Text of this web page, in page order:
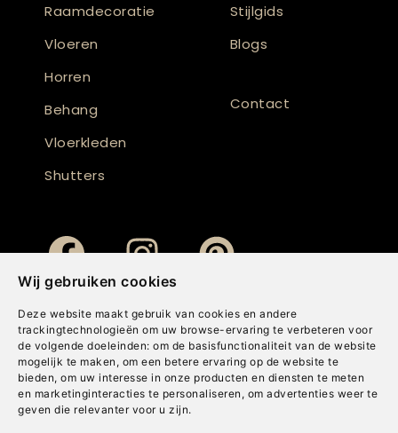
Wij gebruiken cookies
Deze website maakt gebruik van cookies en andere
trackingtechnologieën om uw browse-ervaring te verbeteren voor
de volgende doeleinden: om de basisfunctionaliteit van de website
mogelijk te maken , om een betere ervaring op de website te
bieden, om uw interesse in onze producten en diensten te meten
en marketinginteracties te personaliseren , om advertenties weer te
geven die relevanter voor u zijn.
Raamdecoratie
Vloeren
Horren
Behang
Vloerkleden
Shutters
Stijlgids
Blogs
Contact